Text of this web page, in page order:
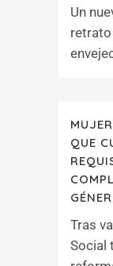
Un
retrato
QUE
Tras
Social